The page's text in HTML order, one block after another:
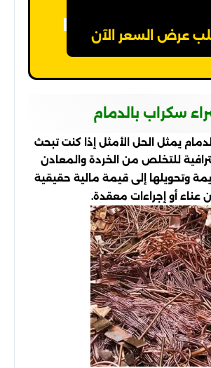
عرض السعر الآن
سكراب بالدمام
يمثل الحل الأمثل إذا كنت تبحث
للتخلص من الخردة والمعادن
وتحويلها إلى قيمة مالية حقيقية
عناء أو إجراءات معقدة.